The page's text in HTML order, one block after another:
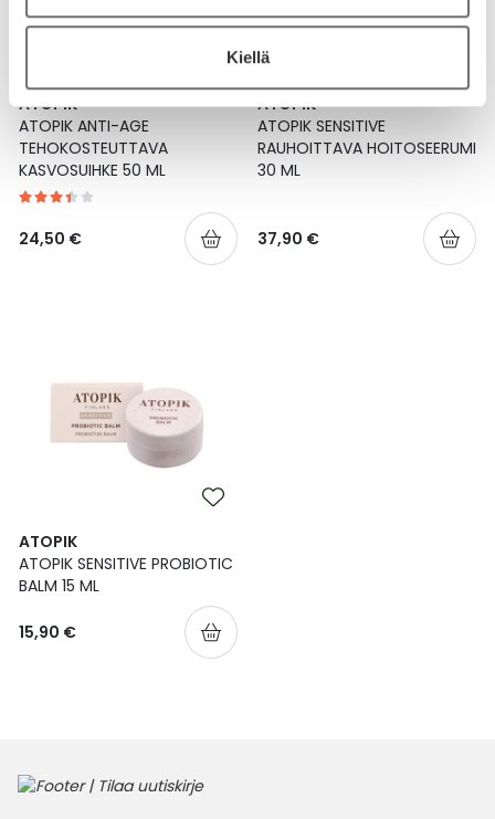
Kiellä
ATOPIK
ATOPIK ANTI-AGE
TEHOKOSTEUTTAVA
KASVOSUIHKE 50 ML
24,50 €
ATOPIK
ATOPIK SENSITIVE
RAUHOITTAVA HOITOSEERUMI
30 ML
37,90 €
ATOPIK
ATOPIK SENSITIVE PROBIOTIC
BALM 15 ML
15,90 €